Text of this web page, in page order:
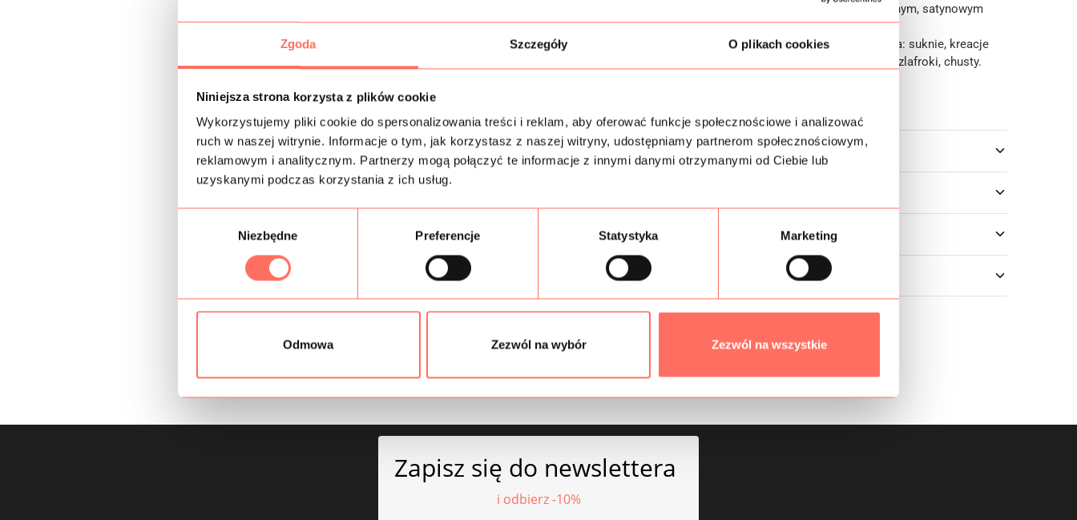
Zgoda Szczegóły O plikach cookies
Niniejsza strona korzysta z plików cookie
Wykorzystujemy pliki cookie do spersonalizowania treści i reklam, aby oferować funkcje społecznościowe i analizować
ruch w naszej witrynie. Informacje o tym, jak korzystasz z naszej witryny, udostępniamy partnerom społecznościowym,
reklamowym i analitycznym. Partnerzy mogą połączyć te informacje z innymi danymi otrzymanymi od Ciebie lub
uzyskanymi podczas korzystania z ich usług.
Niezbędne Preferencje Statystyka Marketing
Odmowa Zezwól na wybór Zezwól na wszystkie
Materiał jest delikatny, o gładkim chwycie, z subtelnym, satynowym
lśnieniem.
Ta wyjątkowa tkanina jedwabna dedykowana jest na: suknie, kreacje
wieczorowe, sukienki, spódnice, koszule, kimona, szlafroki, chusty.
Informacje dodatkowe
Próbki tkanin
Bezpieczeństwo
Zapisz się do newslettera
i odbierz -10%